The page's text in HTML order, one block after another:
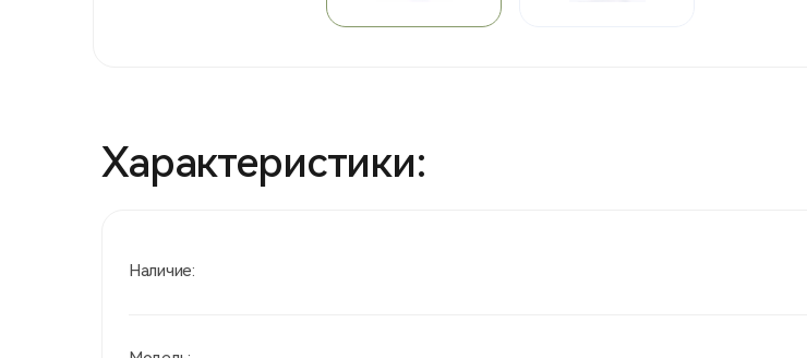
Характеристики:
Наличие: